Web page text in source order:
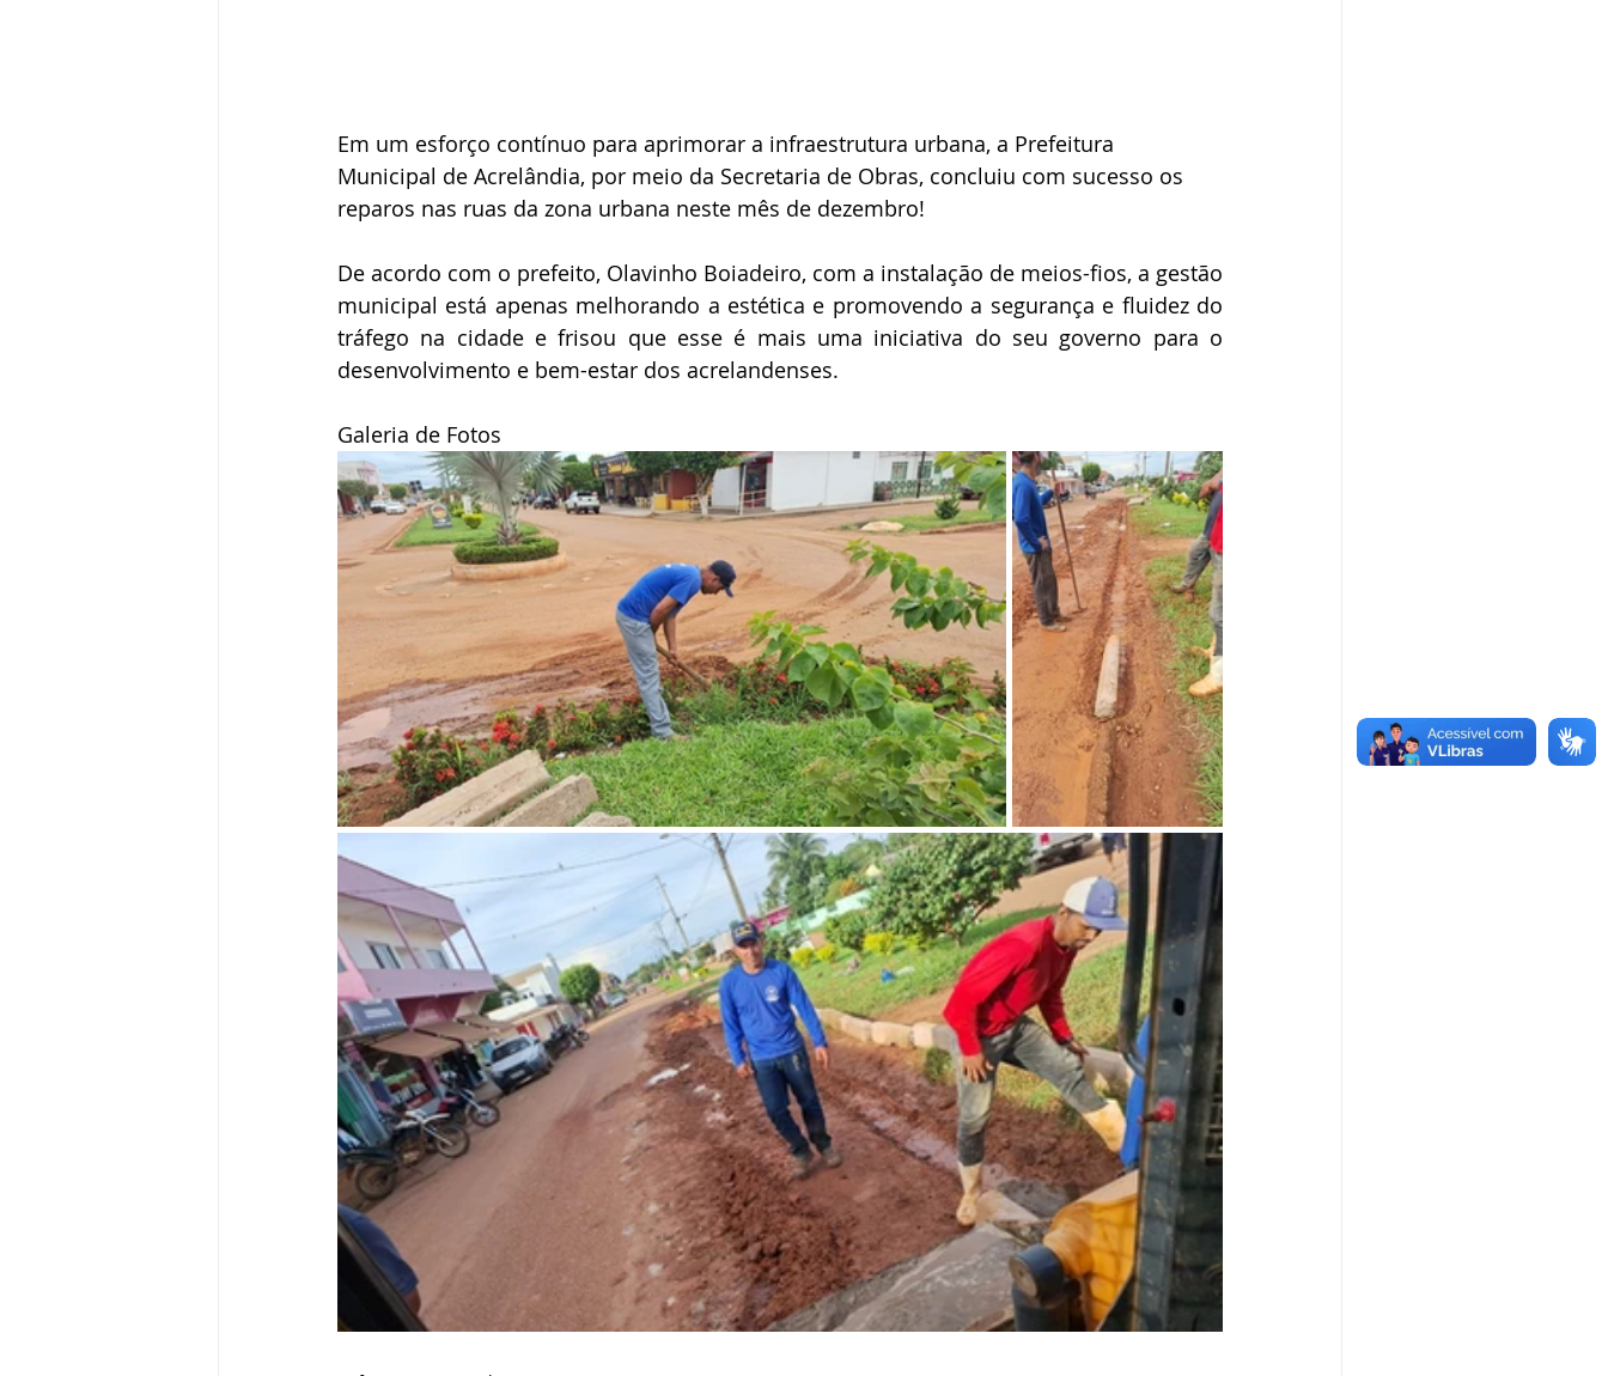
Em um esforço contínuo para aprimorar a infraestrutura urbana, a Prefeitura
Municipal de Acrelândia, por meio da Secretaria de Obras, concluiu com sucesso os
reparos nas ruas da zona urbana neste mês de dezembro!
De acordo com o prefeito, Olavinho Boiadeiro, com a instalação de meios-fios, a gestão
municipal está apenas melhorando a estética e promovendo a segurança e fluidez do
tráfego na cidade e frisou que esse é mais uma iniciativa do seu governo para o
desenvolvimento e bem-estar dos acrelandenses.
Galeria de Fotos